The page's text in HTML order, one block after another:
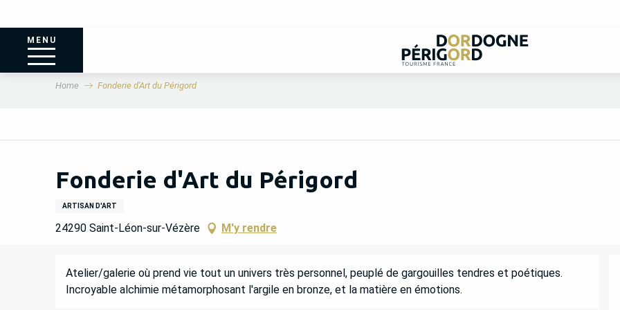
MENU
Home Fonderie d'Art du Périgord
Fonderie d'Art du Périgord
ARTISAN D'ART
24290 Saint-Léon-sur-Vézère M'y rendre
DESCRIPTION
Atelier/galerie où prend vie tout un univers très personnel, peuplé de gargouilles tendres et poétiques.
Incroyable alchimie métamorphosant l'argile en bronze, et la matière en émotions.